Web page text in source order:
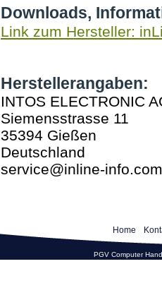
Downloads,
Link zum Hersteller:
Herstellerangaben:
INTOS ELECTRONIC
Siemensstrasse 11
35394 Gießen
Deutschland
service@inline-info.com
Home
PGV Computer